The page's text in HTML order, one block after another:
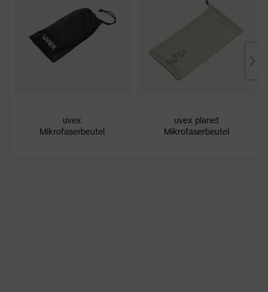
Scheibentönung
Beschichtung
außenseitig extrem kratzfest,
uvex
Mikrofaserbeutel
uvex planet
Mikrofaserbeutel